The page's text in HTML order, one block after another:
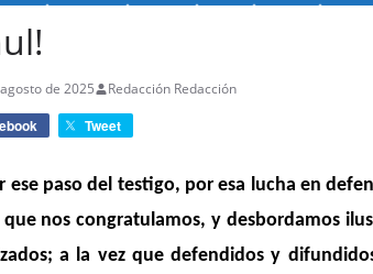
de 2025 Redacción Redacción
Tweet
ese paso del testigo, por esa lucha en
nos congratulamos, y desbordamos
a la vez que defendidos y